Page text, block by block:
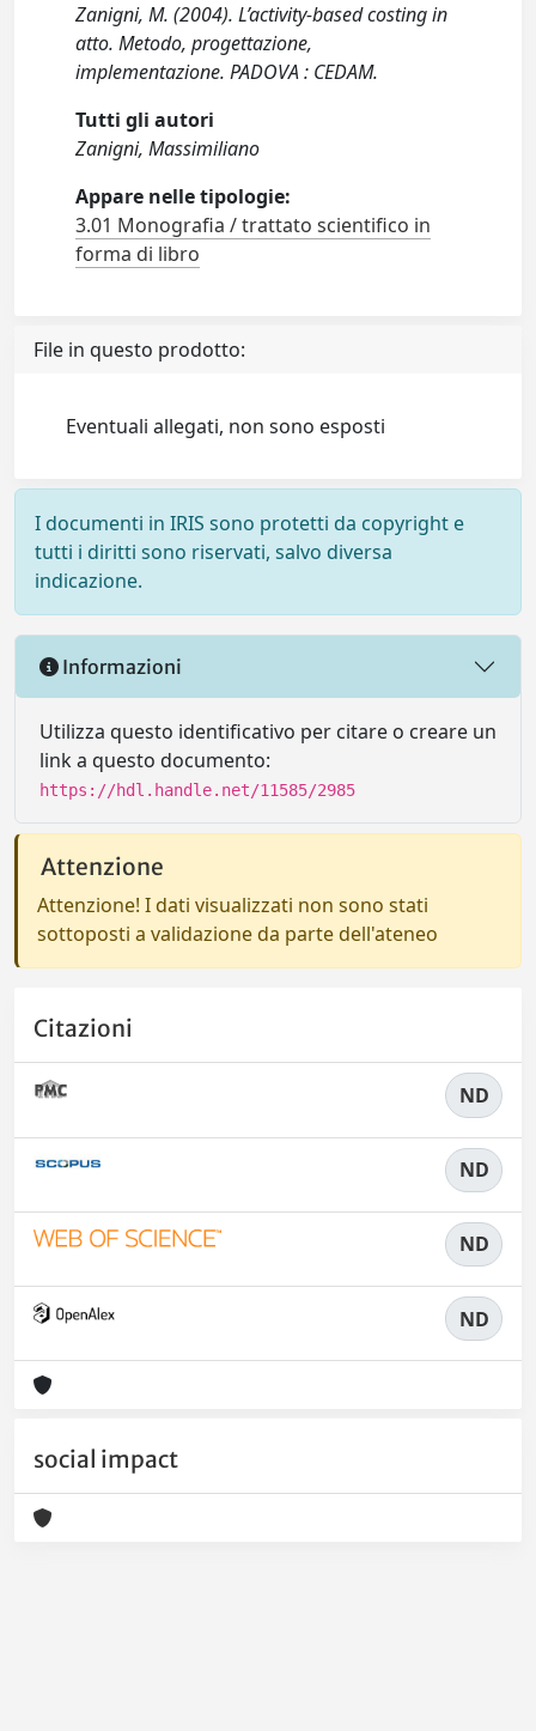
Zanigni, M. (2004). L’activity-based costing in
atto. Metodo, progettazione,
implementazione. PADOVA : CEDAM.
Tutti gli autori
Zanigni, Massimiliano
Appare nelle tipologie:
3.01 Monografia / trattato scientifico in
forma di libro
File in questo prodotto:
Eventuali allegati, non sono esposti
I documenti in IRIS sono protetti da copyright e
tutti i diritti sono riservati, salvo diversa
indicazione.
Informazioni
Utilizza questo identificativo per citare o creare un
link a questo documento:
https://hdl.handle.net/11585/2985
Attenzione
Attenzione! I dati visualizzati non sono stati
sottoposti a validazione da parte dell'ateneo
Citazioni
ND
ND
ND
ND
social impact